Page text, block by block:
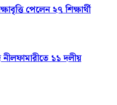
পেলেন ২৭ শিক্ষার্থী
নীলফামারীতে ১১ দলীয়